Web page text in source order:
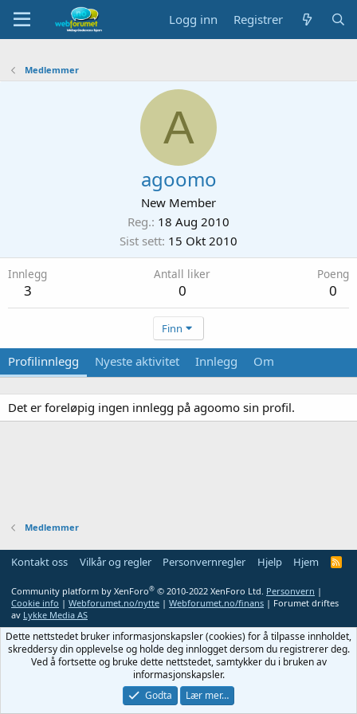
Logg inn Registrer
Medlemmer
A
agoomo
New Member
Reg. 18 Aug 2010
Sist sett 15 Okt 2010
Innlegg
3
Antall liker
0
Poeng
0
Finn
Profilinnlegg Nyeste aktivitet Innlegg Om
Det er foreløpig ingen innlegg på agoomo sin profil.
Medlemmer
Kontakt oss Vilkår og regler Personvernregler Hjelp Hjem
R
Community platform by XenForo® © 2010-2022 XenForo Ltd. Personvern |
Cookie info | Webforumet.no/nytte | Webforumet.no/finans | Forumet driftes
av Lykke Media AS
Dette nettstedet bruker informasjonskapsler (cookies) for å tilpasse innholdet,
skreddersy din opplevelse og holde deg innlogget dersom du registrerer deg.
Ved å fortsette og bruke dette nettstedet, samtykker du i bruken av
informasjonskapsler.
Godta
Lær mer…